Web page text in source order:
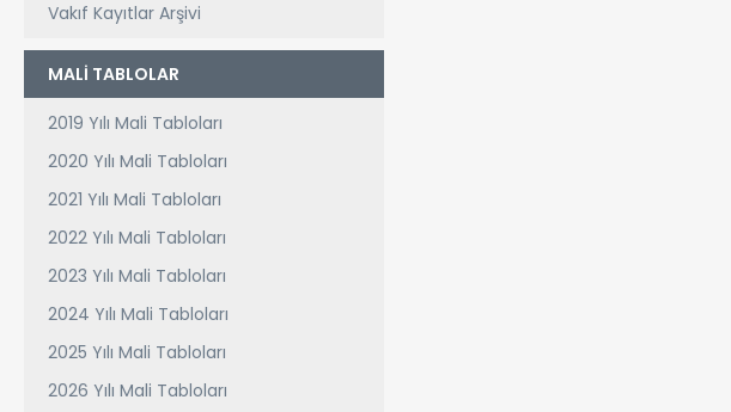
Vakıf Kayıtlar Arşivi
MALİ TABLOLAR
2019 Yılı Mali Tabloları
2020 Yılı Mali Tabloları
2021 Yılı Mali Tabloları
2022 Yılı Mali Tabloları
2023 Yılı Mali Tabloları
2024 Yılı Mali Tabloları
2025 Yılı Mali Tabloları
2026 Yılı Mali Tabloları